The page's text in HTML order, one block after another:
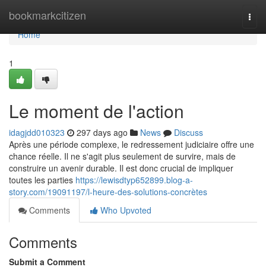
bookmarkcitizen
Home
Home
1
Le moment de l'action
idagjdd010323 297 days ago News
Discuss
Après une période complexe, le redressement judiciaire offre une
chance réelle. Il ne s'agit plus seulement de survire, mais de
construire un avenir durable. Il est donc crucial de impliquer
toutes les parties https://lewisdtyp652899.blog-a-
story.com/19091197/l-heure-des-solutions-concrètes
Comments
Who Upvoted
Comments
Submit a Comment